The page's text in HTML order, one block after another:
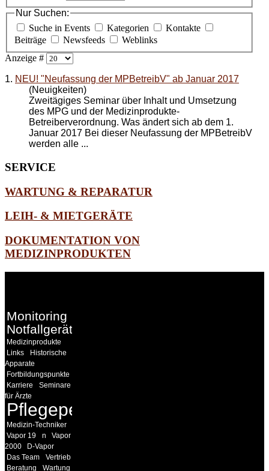
Nur Suchen:
Suche in Events
Kategorien
Kontakte
Beiträge
Newsfeeds
Weblinks
Anzeige #
1. NEU! "Neufassung der MPBetreibV" ab Januar 2017
(Neuigkeiten)
Zweitägiges Seminar über Inhalt und Umsetzung
des MPG und der Medizinprodukte-
Betreiberverordnung. Was ändert sich ab dem 1.
Januar 2017 Bei dieser Neufassung der MPBetreibV
werden alle ...
SERVICE
WARTUNG & REPARATUR
LEIH- & MIETGERÄTE
DOKUMENTATION VON
MEDIZINPRODUKTEN
Monitoring
Notfallgeräte
Medizinprodukte
Links
Historische
Apparate
Fortbildungspunkte
Karriere
Seminare
für Ärzte
Pflegepersonal
Medizin-Techniker
Vapor 19
n
Vapor
2000
D-Vapor
Das Team
Vertrieb
Beratung
Wartung